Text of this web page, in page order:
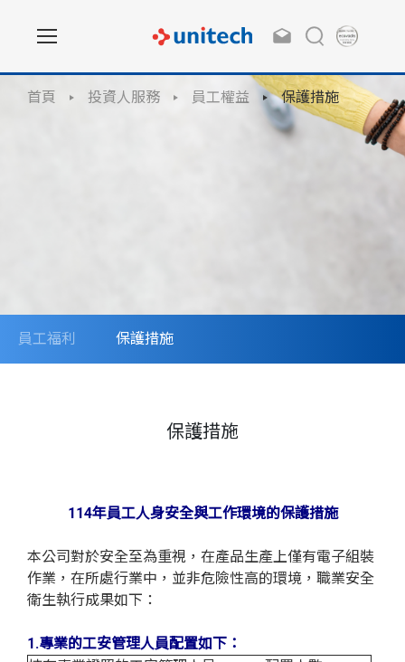
首頁 投資人服務 員工權益 保護措施
員工福利 保護措施
保護措施
114年員工人身安全與工作環境的保護措施
本公司對於安全至為重視，在產品生產上僅有電子組裝
作業，在所處行業中，並非危險性高的環境，職業安全
衛生執行成果如下：
1.專業的工安管理人員配置如下：